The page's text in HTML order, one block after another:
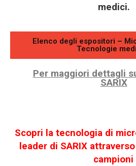
medici.
Elenco degli espositori –
Tecnologie
Per maggiori dettagli
SARIX
Scopri la tecnologia di
leader di SARIX
campioni